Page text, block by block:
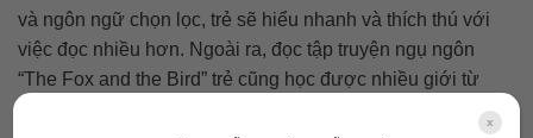
và ngôn ngữ chọn lọc, trẻ sẽ hiểu nhanh và thích thú với
việc đọc nhiều hơn. Ngoài ra, đọc tập truyện ngụ ngôn
“The Fox and the Bird” trẻ cũng học được nhiều giới từ
x